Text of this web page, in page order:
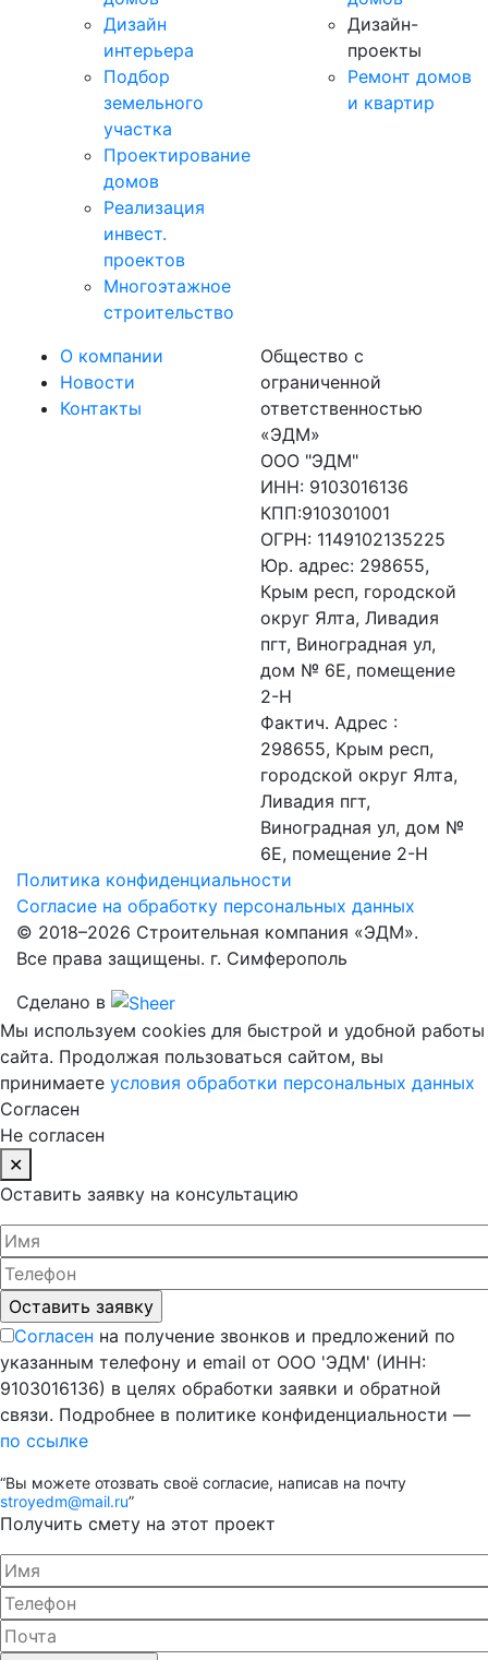
Дизайн
интерьера
Подбор
земельного
участка
Проектирование
домов
Реализация
инвест.
проектов
Многоэтажное
строительство
Дизайн-
проекты
Ремонт домов
и квартир
О компании
Новости
Контакты
Общество с
ограниченной
ответственностью
«ЭДМ»
ООО "ЭДМ"
ИНН: 9103016136
КПП:910301001
ОГРН: 1149102135225
Юр. адрес: 298655,
Крым респ, городской
округ Ялта, Ливадия
пгт, Виноградная ул,
дом № 6Е, помещение
2-Н
Фактич. Адрес :
298655, Крым респ,
городской округ Ялта,
Ливадия пгт,
Виноградная ул, дом №
6Е, помещение 2-Н
Политика конфиденциальности
Согласие на обработку персональных данных
© 2018–2026 Строительная компания «ЭДМ».
Все права защищены. г. Симферополь
Сделано в
Мы используем cookies для быстрой и удобной работы
сайта. Продолжая пользоваться сайтом, вы
принимаете условия обработки персональных данных
Согласен
Не согласен
✕
Оставить заявку на консультацию
Согласен на получение звонков и предложений по
указанным телефону и email от ООО 'ЭДМ' (ИНН:
9103016136) в целях обработки заявки и обратной
связи. Подробнее в политике конфиденциальности —
по ссылке
“Вы можете отозвать своё согласие, написав на почту
stroyedm@mail.ru”
Получить смету на этот проект